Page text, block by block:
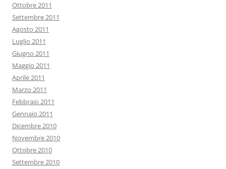
Ottobre 2011
Settembre 2011
Agosto 2011
Luglio 2011
Giugno 2011
Maggio 2011
Aprile 2011
Marzo 2011
Febbraio 2011
Gennaio 2011
Dicembre 2010
Novembre 2010
Ottobre 2010
Settembre 2010